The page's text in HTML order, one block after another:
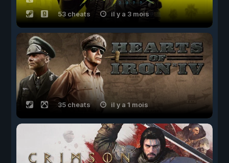
53 cheats il y a 3 mois
35 cheats il y a 1 mois